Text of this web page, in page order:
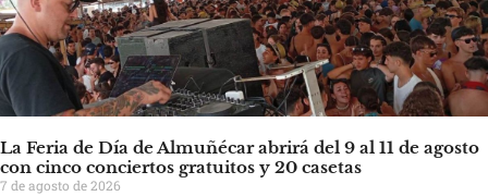
La Feria de Día de Almuñécar abrirá del 9 al 11 de agosto
con cinco conciertos gratuitos y 20 casetas
7 de agosto de 2026